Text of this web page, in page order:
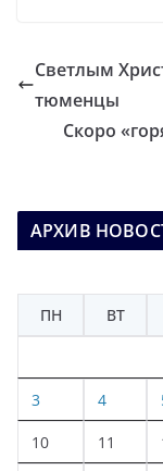
Светлым
тюменцы
Скоро
АРХИВ
ПН
ВТ
3 4
10 11